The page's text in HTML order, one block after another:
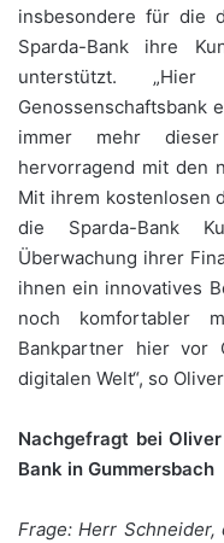
insbesondere für die
Sparda-Bank ihre
unterstützt.
Genossenschaftsbank
immer mehr
hervorragend mit den
Mit ihrem kostenlosen
die Sparda-Bank
Überwachung ihrer
ihnen ein innovatives
noch komfortabler
Bankpartner hier vor
digitalen Welt“, so
Nachgefragt bei
Bank in Gummersbach
Frage: Herr